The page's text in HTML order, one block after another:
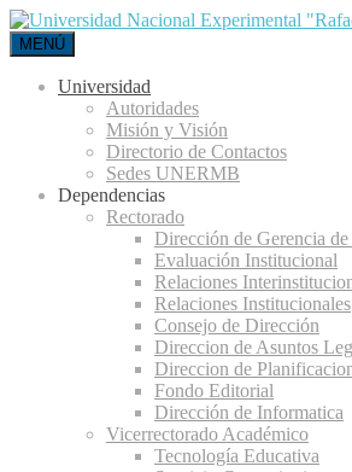
MENÚ
Universidad
Autoridades
Misión y Visión
Directorio de Contactos
Sedes UNERMB
Dependencias
Rectorado
Dirección de Gerencia de
Evaluación Institucional
Relaciones
Relaciones Institucionales
Consejo de Dirección
Direccion de Asuntos
Direccion de
Fondo Editorial
Dirección de Informatica
Vicerrectorado Académico
Tecnología Educativa